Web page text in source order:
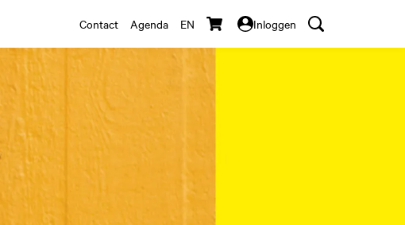
Contact Agenda EN Inloggen